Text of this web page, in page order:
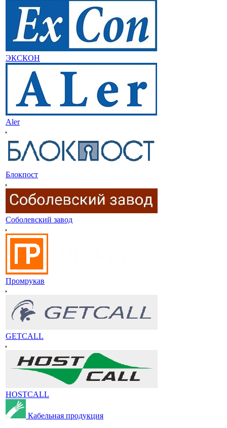
ЭКСКОН
Aler
Блокпост
Соболевский завод
Промрукав
GETCALL
HOSTCALL
Кабельная продукция